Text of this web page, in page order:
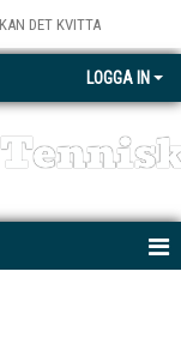
DET KVITTA
LOGGA IN